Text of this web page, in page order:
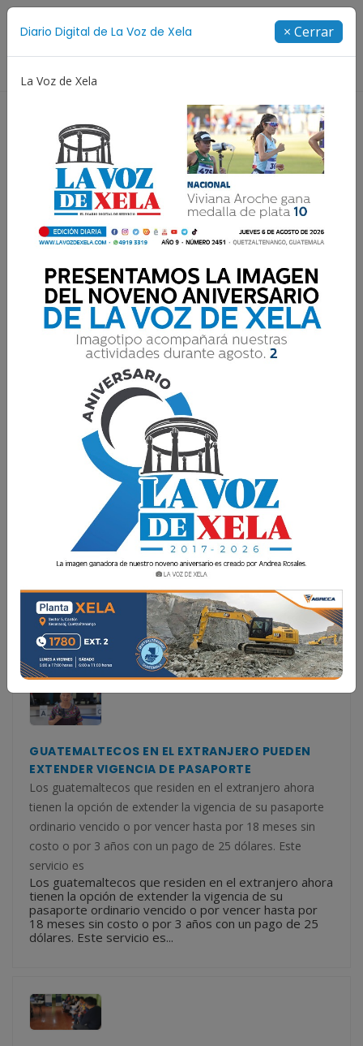
Diario Digital de La Voz de Xela × Cerrar
La Voz de Xela
Resultados para:Pasaporte
GUATEMALA ACTUALIZA CLASIFICACIÓN DE
PAÍSES SEGÚN REQUISITOS DE VISA
El Instituto Guatemalteco de Migración (IGM) dio a
conocer la clasificación oficial de países de acuerdo con
los requisitos de visado para ingresar a Guatemala, como
parte de su política migratoria y en coordinación
El Instituto Guatemalteco de Migración (IGM) dio a
conocer la clasificación oficial de países de acuerdo
con los requisitos de visado para ingresar a
Guatemala, como parte de su política migratoria y en
coordinación...
GUATEMALTECOS EN EL EXTRANJERO PUEDEN
EXTENDER VIGENCIA DE PASAPORTE
Los guatemaltecos que residen en el extranjero ahora
tienen la opción de extender la vigencia de su pasaporte
ordinario vencido o por vencer hasta por 18 meses sin
costo o por 3 años con un pago de 25 dólares. Este
servicio es
Los guatemaltecos que residen en el extranjero ahora
tienen la opción de extender la vigencia de su
pasaporte ordinario vencido o por vencer hasta por
18 meses sin costo o por 3 años con un pago de 25
dólares. Este servicio es...